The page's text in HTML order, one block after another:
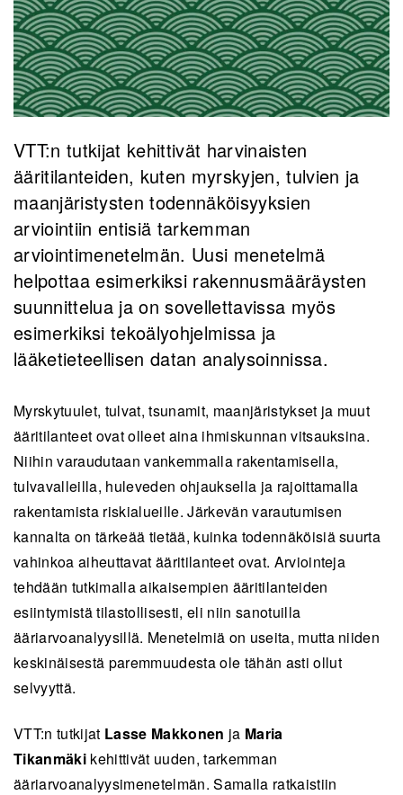
VTT:n tutkijat kehittivät harvinaisten
ääritilanteiden, kuten myrskyjen, tulvien ja
maanjäristysten todennäköisyyksien
arviointiin entisiä tarkemman
arviointimenetelmän. Uusi menetelmä
helpottaa esimerkiksi rakennusmääräysten
suunnittelua ja on sovellettavissa myös
esimerkiksi tekoälyohjelmissa ja
lääketieteellisen datan analysoinnissa.
Myrskytuulet, tulvat, tsunamit, maanjäristykset ja muut
ääritilanteet ovat olleet aina ihmiskunnan vitsauksina.
Niihin varaudutaan vankemmalla rakentamisella,
tulvavalleilla, huleveden ohjauksella ja rajoittamalla
rakentamista riskialueille. Järkevän varautumisen
kannalta on tärkeää tietää, kuinka todennäköisiä suurta
vahinkoa aiheuttavat ääritilanteet ovat. Arviointeja
tehdään tutkimalla aikaisempien ääritilanteiden
esiintymistä tilastollisesti, eli niin sanotuilla
ääriarvoanalyysillä. Menetelmiä on useita, mutta niiden
keskinäisestä paremmuudesta ole tähän asti ollut
selvyyttä.
VTT:n tutkijat Lasse Makkonen ja Maria
Tikanmäkikehittivät uuden, tarkemman
ääriarvoanalyysimenetelmän. Samalla ratkaistiin